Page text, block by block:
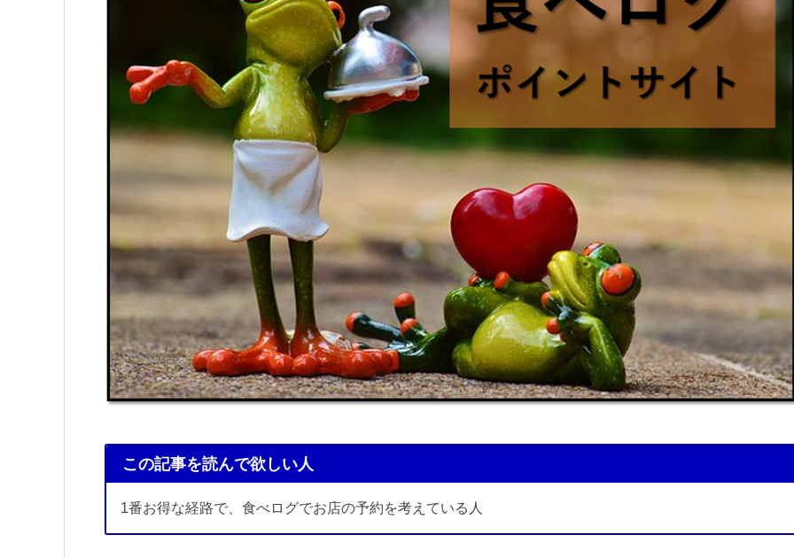
この記事を読んで欲しい人
1番お得な経路で、食べログでお店の予約を考えている人